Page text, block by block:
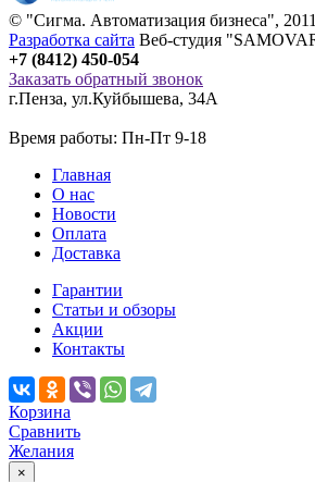
© "Сигма. Автоматизация бизнеса",
Разработка сайта Веб-студия
+7 (8412) 450-054
Заказать обратный звонок
г.Пенза, ул.Куйбышева, 34А
Время работы: Пн-Пт 9-18
Главная
О нас
Новости
Оплата
Доставка
Гарантии
Статьи и обзоры
Акции
Контакты
Корзина
Сравнить
Желания
×